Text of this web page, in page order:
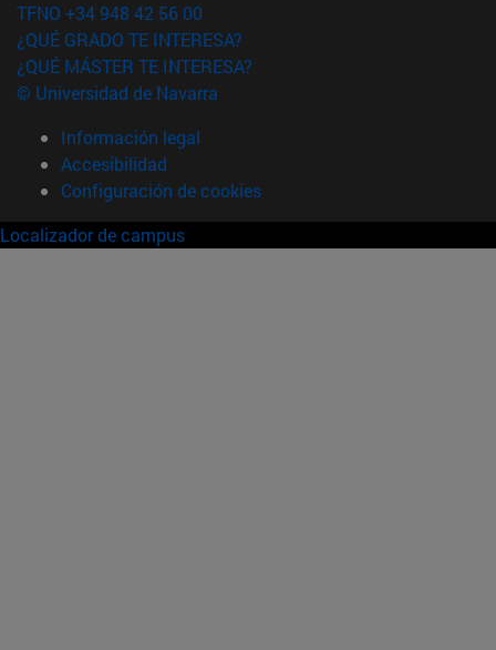
TFNO +34 948 42 56 00
¿QUÉ GRADO TE INTERESA?
¿QUÉ MÁSTER TE INTERESA?
© Universidad de Navarra
Información legal
Accesibilidad
Configuración de cookies
Localizador de campus